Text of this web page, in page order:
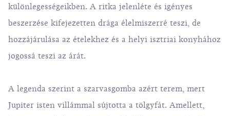
különlegességeikben. A ritka jelenléte és igényes
beszerzése kifejezetten drága élelmiszerré teszi, de
hozzájárulása az ételekhez és a helyi isztriai konyhához
jogossá teszi az árát.
A legenda szerint a szarvasgomba azért terem, mert
Jupiter isten villámmal sújtotta a tölgyfát. Amellett,